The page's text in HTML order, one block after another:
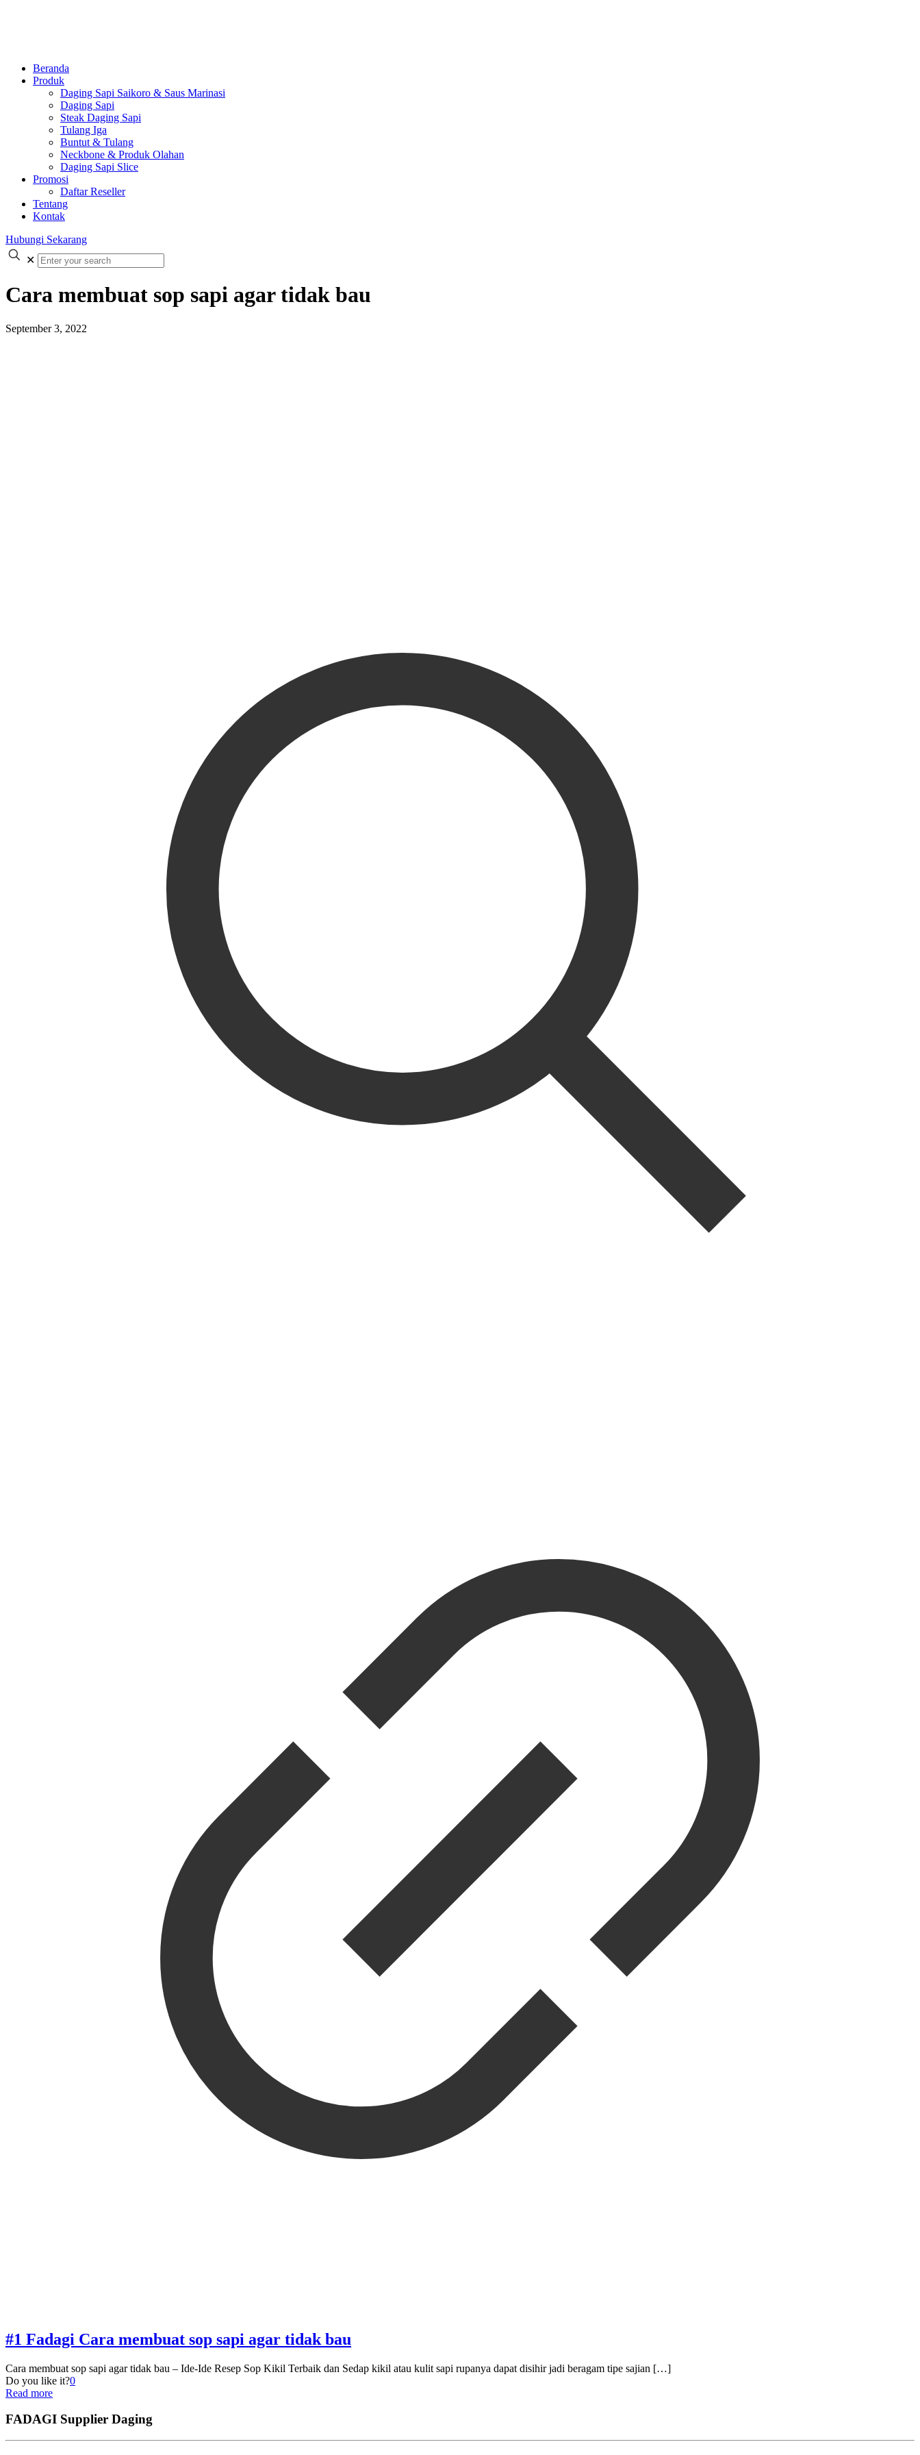
Beranda
Produk
Daging Sapi Saikoro & Saus Marinasi
Daging Sapi
Steak Daging Sapi
Tulang Iga
Buntut & Tulang
Neckbone & Produk Olahan
Daging Sapi Slice
Promosi
Daftar Reseller
Tentang
Kontak
Hubungi Sekarang
✕
Cara membuat sop sapi agar tidak bau
September 3, 2022
#1 Fadagi Cara membuat sop sapi agar tidak bau
Cara membuat sop sapi agar tidak bau – Ide-Ide Resep Sop Kikil Terbaik dan Sedap kikil atau kulit sapi rupanya dapat disihir jadi beragam tipe sajian […]
Do you like it?0
Read more
FADAGI Supplier Daging